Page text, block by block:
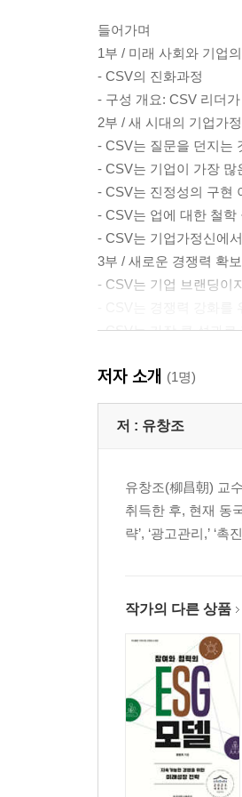
들어가며
1부 / 미래 사회와 기업
- CSV의 진화과정
- 구성 개요: CSV 리더
2부 / 새 시대의 기업가
- CSV는 질문을 던지는
- CSV는 기업이 가장
- CSV는 진정성의 구현
- CSV는 업에 대한 철
- CSV는 기업가정신에
3부 / 새로운 경쟁력 확
- CSV는 기업 브랜딩이
- CSV는 가장 큰 성과
- CSV는 가치제공을 통
4부 / 사회적 가치와 비
- CSV는 저성장 시대의
- CSV는 창업 고영하
- CSV는 공짜로 팔아
5부 / 더불어 사는 사회
- CSV는 행복 총량을
- CSV는 더불어 사는
- CSV는 행복의 결과물
- CSV는 생태계를 지키
마치며: 더 좋은 세상을
부록 | CSV논문 『사회
저자 소개 (1명)
저 : 유창조
유창조(柳昌朝) 교
취득한 후, 현재 동
략’, ‘광고관리,’ ‘
작가의 다른 상품